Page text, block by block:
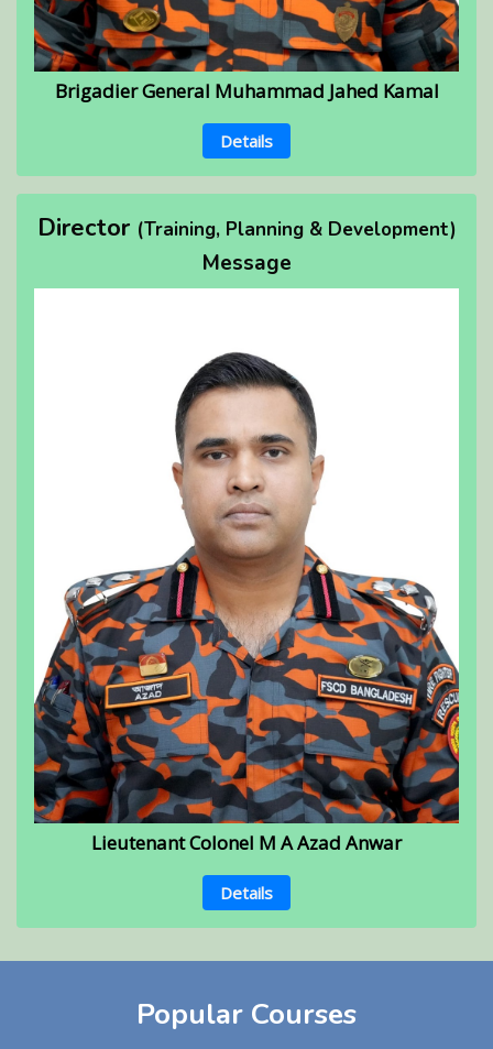
Brigadier General Muhammad Jahed Kamal
Details
Director (Training, Planning & Development)
Message
Lieutenant Colonel M A Azad Anwar
Details
Popular Courses